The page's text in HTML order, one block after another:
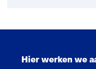
Hier werken we